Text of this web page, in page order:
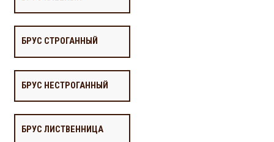
БРУС СТРОГАННЫЙ
БРУС НЕСТРОГАННЫЙ
БРУС ЛИСТВЕННИЦА